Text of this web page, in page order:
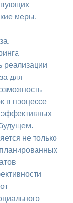
меры,
реализации
для
в процессе
эффективных
не только